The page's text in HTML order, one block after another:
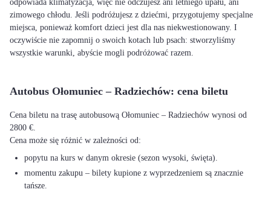
odpowiada klimatyzacja, więc nie odczujesz ani letniego upału, ani
zimowego chłodu. Jeśli podróżujesz z dziećmi, przygotujemy specjalne
miejsca, ponieważ komfort dzieci jest dla nas niekwestionowany. I
oczywiście nie zapomnij o swoich kotach lub psach: stworzyliśmy
wszystkie warunki, abyście mogli podróżować razem.
Autobus Ołomuniec – Radziechów: cena biletu
Cena biletu na trasę autobusową Ołomuniec – Radziechów wynosi od
2800 €.
Cena może się różnić w zależności od:
popytu na kurs w danym okresie (sezon wysoki, święta).
momentu zakupu – bilety kupione z wyprzedzeniem są znacznie
tańsze.